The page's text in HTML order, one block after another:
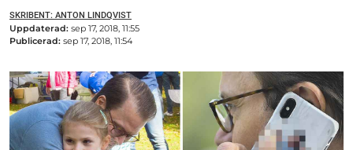
SKRIBENT: ANTON LINDQVIST
Uppdaterad: sep 17, 2018, 11:55
Publicerad: sep 17, 2018, 11:54